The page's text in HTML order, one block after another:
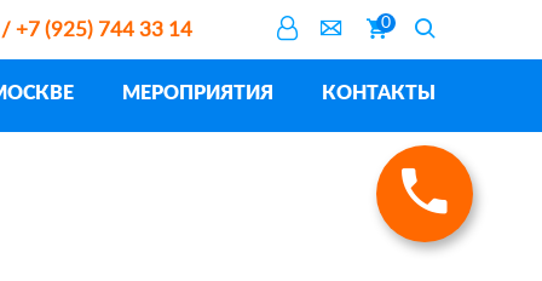
+7 (925) 744 33 14 0
МЕРОПРИЯТИЯ КОНТАКТЫ